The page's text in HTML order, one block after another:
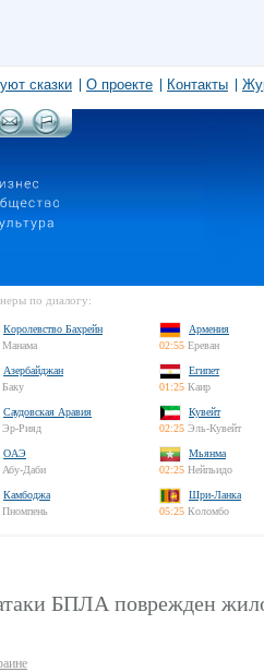
сказки О проекте Контакты
по диалогу:
Королевство Бахрейн
Манама
Армения
02:55 Ереван
Азербайджан
Баку
Египет
01:25 Каир
Саудовская Аравия
Эр-Рияд
Кувейт
02:25 Эль-Кувейт
ОАЭ
Абу-Даби
Мьянма
02:25 Нейпьидо
Камбоджа
Пномпень
Шри-Ланка
05:25 Коломбо
атаки БПЛА поврежден